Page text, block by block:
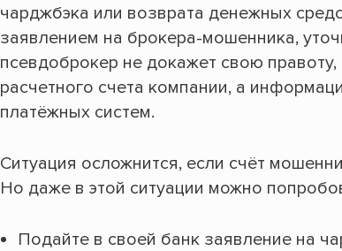
чарджбэка или возврата денежных
заявлением на брокера-мошенника,
псевдоброкер не докажет свою правоту,
расчетного счета компании, а
платёжных систем.
Ситуация осложнится, если счёт
Но даже в этой ситуации можно
Подайте в своей банк заявление на